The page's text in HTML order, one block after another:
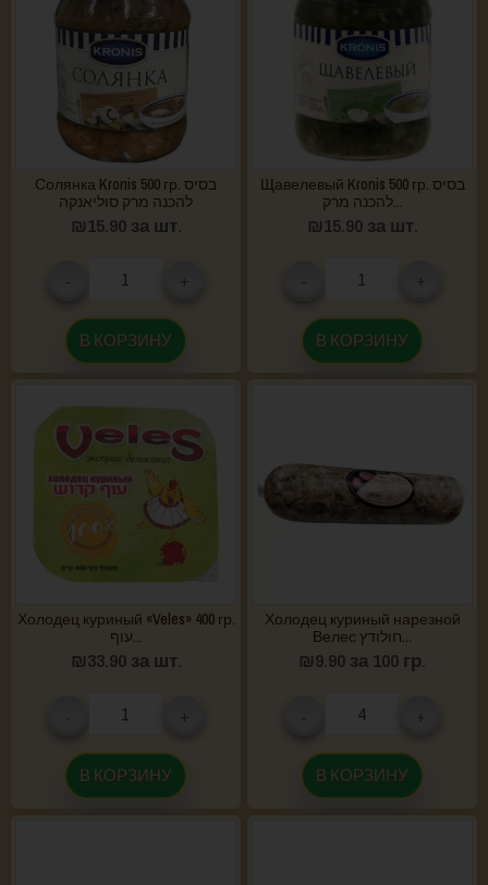
Солянка Kronis 500 гр. בסיס
להכנה מרק סוליאנקה
₪15.90 за шт.
В КОРЗИНУ
Щавелевый Kronis 500 гр. בסיס
להכנה מרק...
₪15.90 за шт.
В КОРЗИНУ
Холодец куриный «Veles» 400 гр.
עוף...
₪33.90 за шт.
В КОРЗИНУ
Холодец куриный нарезной
Велес חולודץ...
₪9.90 за 100 гр.
В КОРЗИНУ